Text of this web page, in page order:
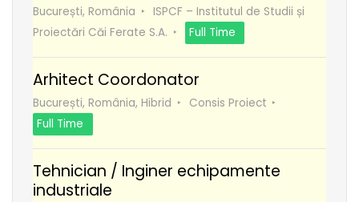
București, România
ISPCF – Institutul de Studii și
Proiectări Căi Ferate S.A.
Full Time
Arhitect Coordonator
București, România, Hibrid
Consis Proiect
Full Time
Tehnician / Inginer echipamente
industriale